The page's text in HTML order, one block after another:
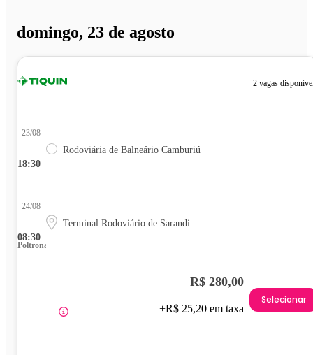
domingo, 23 de agosto
2 vagas
18:30
23/08
Rodoviária de Balneário Camburiú
08:30
24/08
Terminal Rodoviário de Sarandi
Poltrona
R$ 280,00
+R$ 25,20 em taxa
Selecionar